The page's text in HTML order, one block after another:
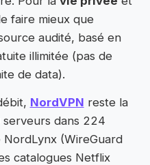
faire mieux que
audité, basé en
illimitée (pas de
de data).
NordVPN reste la
dans 224
(WireGuard
catalogues Netflix